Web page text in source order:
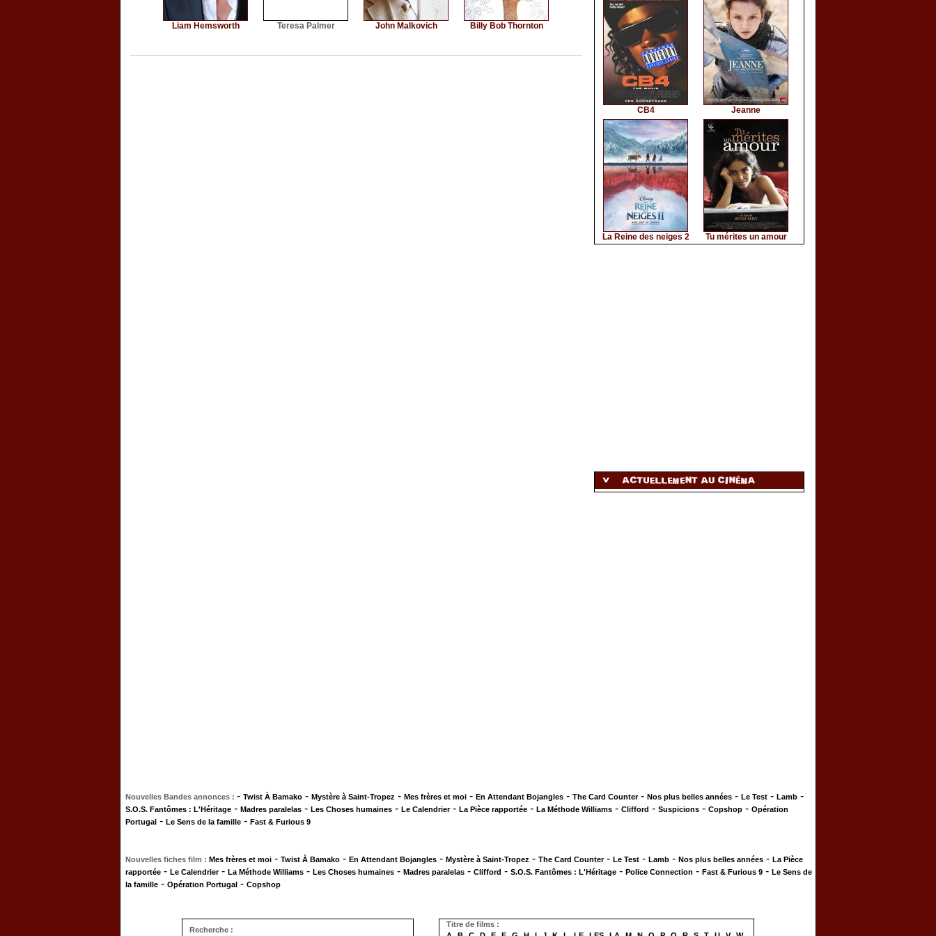
Liam Hemsworth Teresa Palmer John Malkovich Billy Bob Thornton
CB4 Jeanne
La Reine des neiges 2 Tu mérites un amour
Nouvelles Bandes annonces : - Twist À Bamako - Mystère à Saint-Tropez - Mes frères et moi - En Attendant Bojangles - The Card Counter- Nos plus belles années - Le Test - Lamb -
S.O.S. Fantômes : L'Héritage - Madres paralelas - Les Choses humaines - Le Calendrier- La Pièce rapportée - La Méthode Williams - Clifford - Suspicions - Copshop - Opération
Portugal - Le Sens de la famille - Fast & Furious 9
Nouvelles fiches film : Mes frères et moi - Twist À Bamako - En Attendant Bojangles - Mystère à Saint-Tropez - The Card Counter- Le Test - Lamb - Nos plus belles années - La Pièce
rapportée - Le Calendrier- La Méthode Williams - Les Choses humaines - Madres paralelas - Clifford - S.O.S. Fantômes : L'Héritage - Police Connection - Fast & Furious 9 - Le Sens de
la famille - Opération Portugal - Copshop
Recherche :
Titre de films :